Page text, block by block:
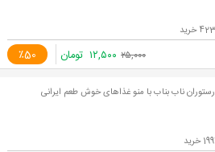
٪50 ۲۵,۰۰۰ ۱۲,۵۰۰ تومان
رستوران ناب بناب با منو غذاهای خوش طعم ایرانی